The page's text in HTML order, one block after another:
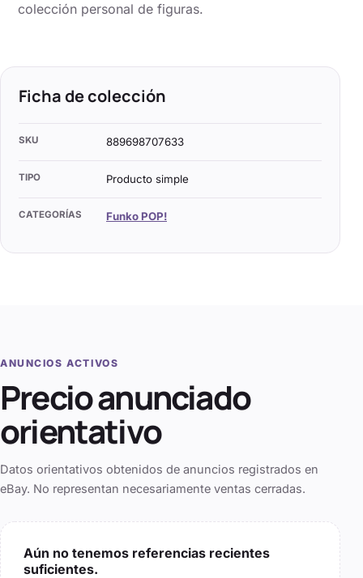
colección personal de figuras.
Ficha de colección
SKU 889698707633
TIPO Producto simple
CATEGORÍAS Funko POP!
ANUNCIOS ACTIVOS
Precio anunciado
orientativo
Datos orientativos obtenidos de anuncios registrados en
eBay. No representan necesariamente ventas cerradas.
Aún no tenemos referencias recientes
suficientes.